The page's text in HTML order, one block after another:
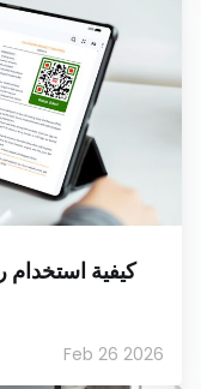
كيفية استخدام
Feb 26 2026